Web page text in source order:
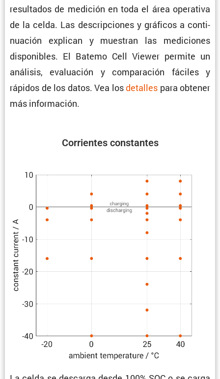
resul­tados de medición en toda el área opera­tiva
de la celda. Las descrip­ciones y gráficos a conti­
nua­ción explican y muestran las mediciones
dispo­ni­bles. El Batemo Cell Viewer permite un
análisis, evalua­ción y compa­ra­ción fáciles y
rápidos de los datos. Vea losdetalles para obtener
más información.
Corrientes constantes